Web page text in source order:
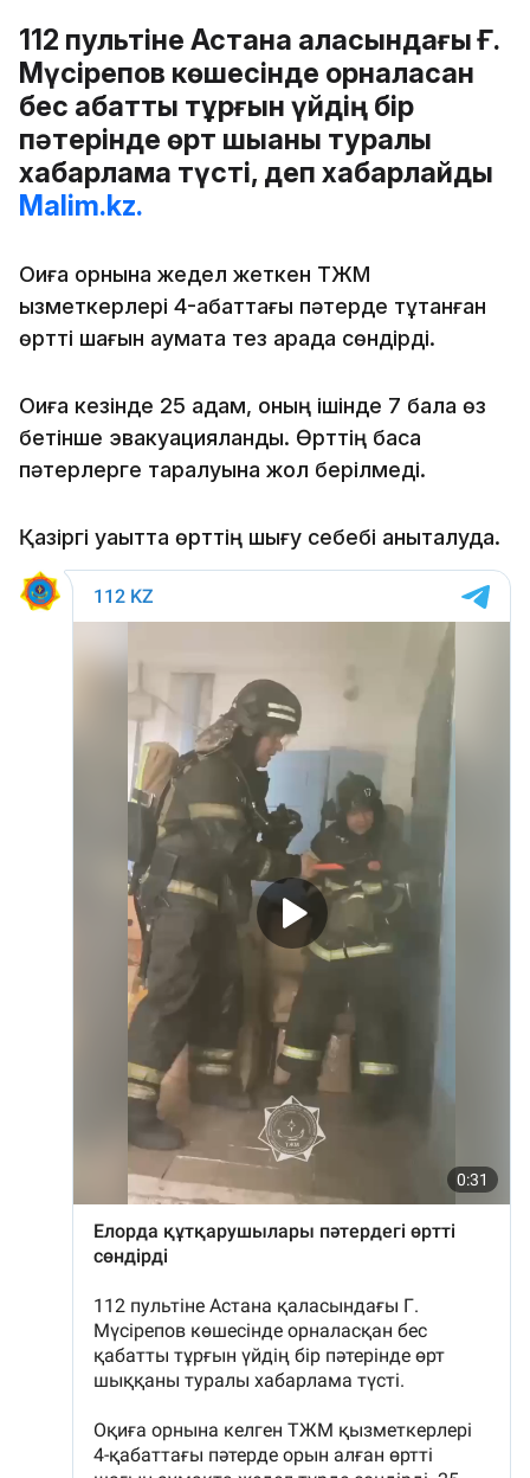
112 пультіне Астана қаласындағы Ғ.
Мүсірепов көшесінде орналасқан
бес қабатты тұрғын үйдің бір
пәтерінде өрт шыққаны туралы
хабарлама түсті, деп хабарлайды
Malim.kz.
Оқиға орнына жедел жеткен ТЖМ
қызметкерлері 4-қабаттағы пәтерде тұтанған
өртті шағын аумақта тез арада сөндірді.
Оқиға кезінде 25 адам, оның ішінде 7 бала өз
бетінше эвакуацияланды. Өрттің басқа
пәтерлерге таралуына жол берілмеді.
Қазіргі уақытта өрттің шығу себебі анықталуда.